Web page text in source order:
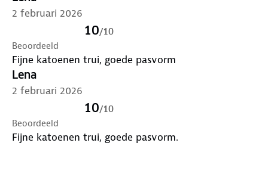
2 februari 2026
10/10
Beoordeeld
Fijne katoenen trui, goede pasvorm
Lena
2 februari 2026
10/10
Beoordeeld
Fijne katoenen trui, goede pasvorm.